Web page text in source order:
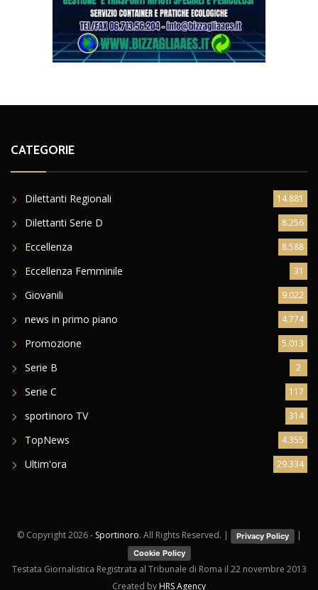
CATEGORIE
Dilettanti Regionali 14.881
Dilettanti Serie D 8.256
Eccellenza 8.588
Eccellenza Femminile 31
Giovanili 9.022
news in primo piano 4.774
Promozione 5.013
Serie B 2
Serie C 117
sportinoro TV 314
TopNews 4.355
Ultim'ora 29.334
© Copyright2026 - Sportinoro. All Rights Reserved. | Privacy Policy |
Cookie Policy
Testata Giornalistica Registrata al Tribunale di Roma il 22 novembre 2013
Created by HRS Agency